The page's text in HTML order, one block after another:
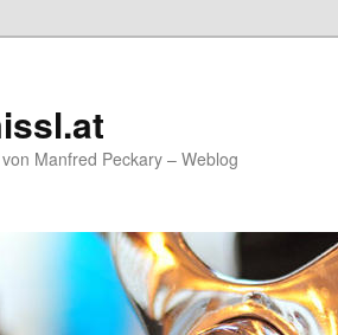
Manfred Peckary – Weblog